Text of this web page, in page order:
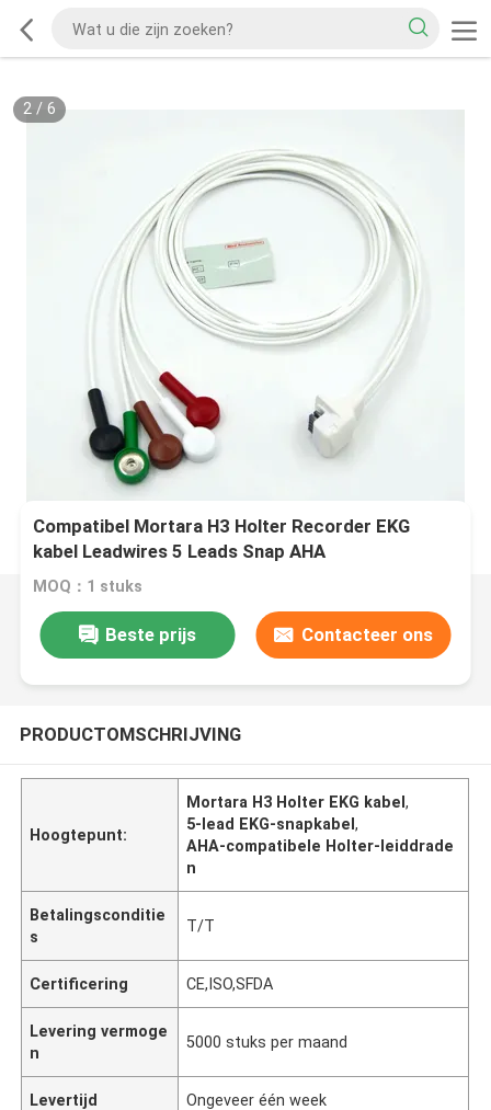
2/ 6
Compatibel Mortara H3 Holter Recorder EKG
kabel Leadwires 5 Leads Snap AHA
MOQ：1 stuks
Beste prijs Contacteer ons
PRODUCTOMSCHRIJVING
Hoogtepunt:
Mortara H3 Holter EKG kabel,
5-lead EKG-snapkabel,
AHA-compatibele Holter-leiddrade
n
Betalingsconditie
s
T/T
Certificering CE,ISO,SFDA
Levering vermoge
n
5000 stuks per maand
Levertijd Ongeveer één week